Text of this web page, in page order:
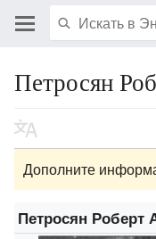
Петросян
Дополните
Петросян Роберт